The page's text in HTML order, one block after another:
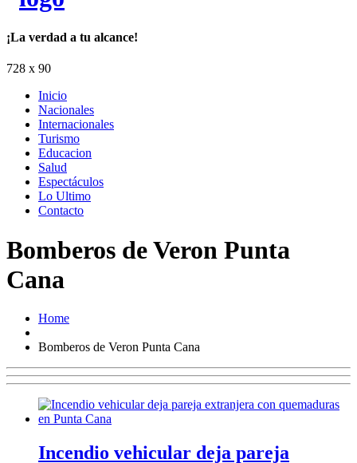
¡La verdad a tu alcance!
728 x 90
Inicio
Nacionales
Internacionales
Turismo
Educacion
Salud
Espectáculos
Lo Ultimo
Contacto
Bomberos de Veron Punta
Cana
Home
Bomberos de Veron Punta Cana
Incendio vehicular deja pareja